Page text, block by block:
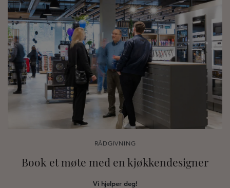
RÅDGIVNING
Book et møte med en kjøkkendesigner
Vi hjelper deg!